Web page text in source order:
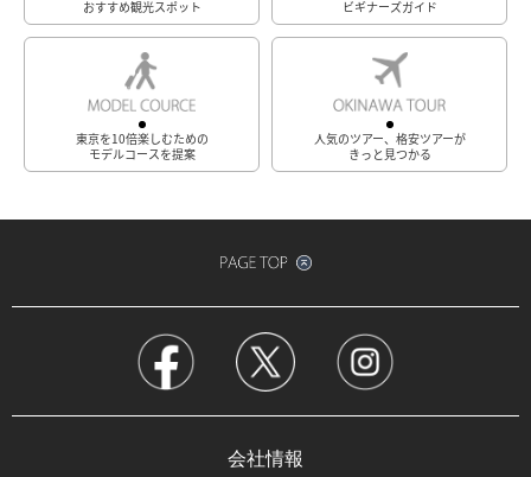
おすすめ観光スポット
ビギナーズガイド
東京を10倍楽しむための
モデルコースを提案
人気のツアー、格安ツアーが
きっと見つかる
会社情報